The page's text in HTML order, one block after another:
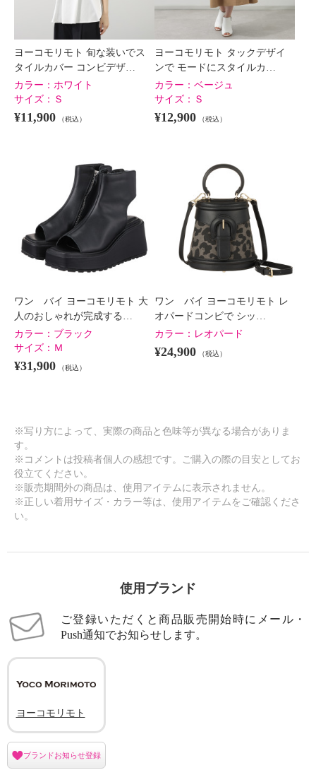
ヨーコモリモト 旬な装いでス
タイルカバー コンビデザ…
カラー： ホワイト
サイズ： Ｓ
¥11,900 （税込）
ヨーコモリモト タックデザイ
ンで モードにスタイルカ…
カラー： ベージュ
サイズ： Ｓ
¥12,900 （税込）
ワン バイ ヨーコモリモト 大
人のおしゃれが完成する…
カラー： ブラック
サイズ： Ｍ
¥31,900 （税込）
ワン バイ ヨーコモリモト レ
オパードコンビで シッ…
カラー： レオパード
¥24,900 （税込）
※写り方によって、実際の商品と色味等が異なる場合がありま
す。
※コメントは投稿者個人の感想です。ご購入の際の目安としてお
役立てください。
※販売期間外の商品は、使用アイテムに表示されません。
※正しい着用サイズ・カラー等は、使用アイテムをご確認くださ
い。
使用ブランド
ご登録いただくと商品販売開始時にメール・
Push通知でお知らせします。
ヨーコモリモト
ブランドお知らせ登録